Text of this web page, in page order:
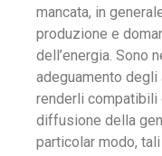
mancata, in
produzione e
dell’energia. Sono
adeguamento
renderli compatibili
diffusione della
particolar modo,